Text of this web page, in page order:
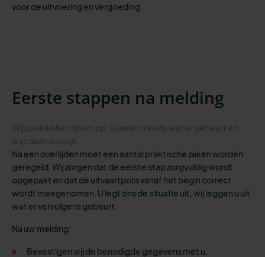
voor de uitvoering en vergoeding.
Eerste stappen na melding
Na een overlijden moet een aantal praktische zaken worden
geregeld. Wij zorgen dat de eerste stap zorgvuldig wordt
opgepakt en dat de uitvaartpolis vanaf het begin correct
wordt meegenomen. U legt ons de situatie uit, wij leggen u uit
wat er vervolgens gebeurt.
Na uw melding:
Bevestigen wij de benodigde gegevens met u.